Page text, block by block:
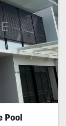
Pool